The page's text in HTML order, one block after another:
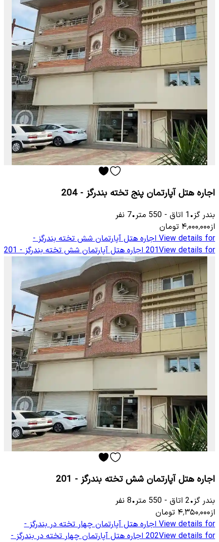
اجاره هتل آپارتمان پنج تخته بندرگز - 204
بندر گز•
1 اتاق -
550 متر•
7 نفر
از۴٬۰۰۰٬۰۰۰ تومان
View details for اجاره هتل آپارتمان شش تخته بندرگز -
201View details for اجاره هتل آپارتمان شش تخته بندرگز - 201
اجاره هتل آپارتمان شش تخته بندرگز - 201
بندر گز•
2 اتاق -
550 متر•
8 نفر
از۴٬۳۵۰٬۰۰۰ تومان
View details for اجاره هتل آپارتمان چهار تخته در بندرگز -
202View details for اجاره هتل آپارتمان چهار تخته در بندرگز -